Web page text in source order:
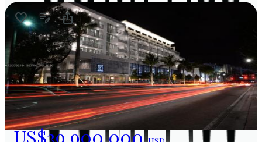
US$39,900,000